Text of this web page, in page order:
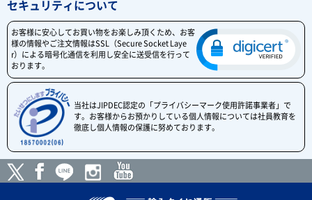
セキュリティについて
お客様に安心してお買い物をお楽しみ頂くため、お客
様の情報やご注文情報はSSL（Secure Socket Laye
r）による暗号化通信を利用し安全に送受信を行って
おります。
当社はJIPDEC認定の「プライバシーマーク使用許諾事業者」で
す。お客様からお預かりしている個人情報については社員教育を
徹底し個人情報の保護に努めております。